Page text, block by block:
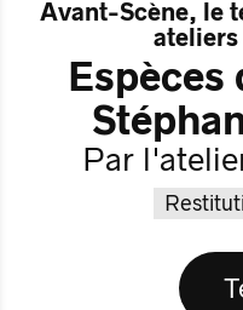
Avant-Scène, le
ateliers
Espèces
Par